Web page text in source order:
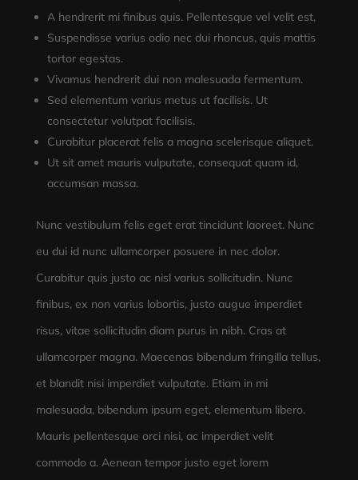
A hendrerit mi finibus quis. Pellentesque vel velit est,
Suspendisse varius odio nec dui rhoncus, quis mattis
tortor egestas.
Vivamus hendrerit dui non malesuada fermentum.
Sed elementum varius metus ut facilisis. Ut
consectetur volutpat facilisis.
Curabitur placerat felis a magna scelerisque aliquet.
Ut sit amet mauris vulputate, consequat quam id,
accumsan massa.
Nunc vestibulum felis eget erat tincidunt laoreet. Nunc
eu dui id nunc ullamcorper posuere in nec dolor.
Curabitur quis justo ac nisl varius sollicitudin. Nunc
finibus, ex non varius lobortis, justo augue imperdiet
risus, vitae sollicitudin diam purus in nibh. Cras at
ullamcorper magna. Maecenas bibendum fringilla tellus,
et blandit nisi imperdiet vulputate. Etiam in mi
malesuada, bibendum ipsum eget, elementum libero.
Mauris pellentesque orci nisi, ac imperdiet velit
commodo a. Aenean tempor justo eget lorem